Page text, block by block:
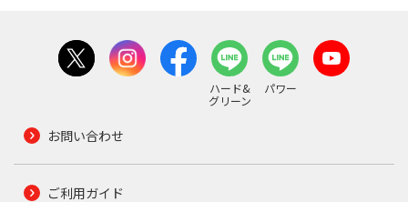
ハード&
グリーン
パワー
お問い合わせ
ご利用ガイド